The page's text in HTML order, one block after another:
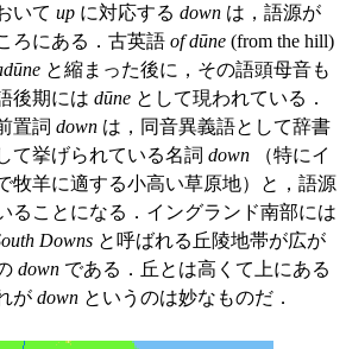
いて up に対応する down は，語源が
ろにある．古英語 of dūne (from the hill)
と縮まった後に，その語頭母音も
後期には dūne として現われている．
置詞 down は，同音異義語として辞書
て挙げられている名詞 down （特にイ
牧羊に適する小高い草原地）と，語源
ることになる．イングランド南部には
Downs と呼ばれる丘陵地帯が広が
down である．丘とは高くて上にある
が down というのは妙なものだ．